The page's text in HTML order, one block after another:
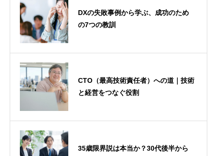
DXの失敗事例から学ぶ、成功のため
の7つの教訓
CTO（最高技術責任者）への道｜技術
と経営をつなぐ役割
35歳限界説は本当か？30代後半から